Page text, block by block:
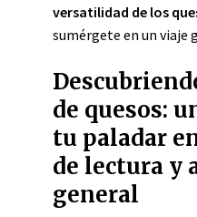
versatilidad de los
sumérgete en un viaje
de quesos:
tu paladar
de lectura y
general